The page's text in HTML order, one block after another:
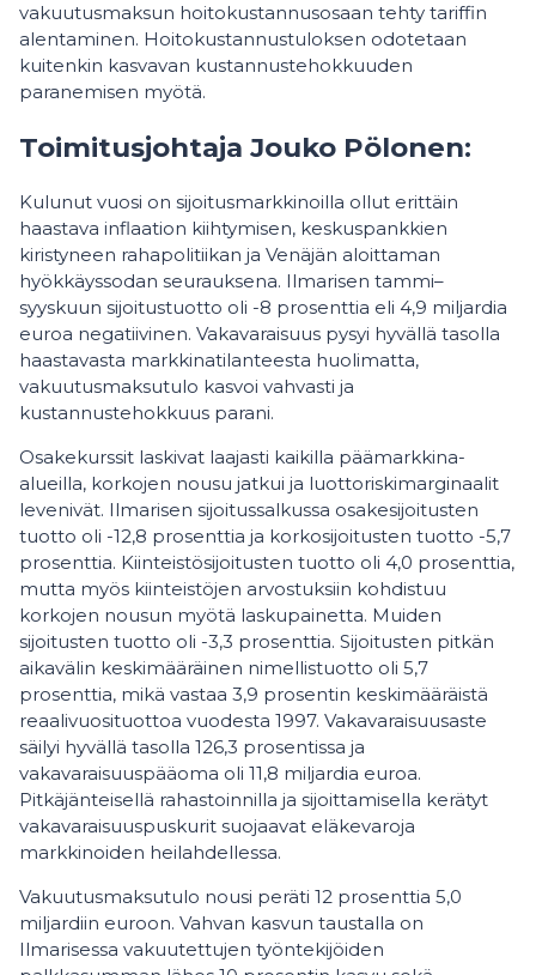
vakuutusmaksun hoitokustannusosaan tehty tariffin
alentaminen. Hoitokustannustuloksen odotetaan
kuitenkin kasvavan kustannustehokkuuden
paranemisen myötä.
Toimitusjohtaja Jouko Pölonen:
Kulunut vuosi on sijoitusmarkkinoilla ollut erittäin
haastava inflaation kiihtymisen, keskuspankkien
kiristyneen rahapolitiikan ja Venäjän aloittaman
hyökkäyssodan seurauksena. Ilmarisen tammi–
syyskuun sijoitustuotto oli -8 prosenttia eli 4,9 miljardia
euroa negatiivinen. Vakavaraisuus pysyi hyvällä tasolla
haastavasta markkinatilanteesta huolimatta,
vakuutusmaksutulo kasvoi vahvasti ja
kustannustehokkuus parani.
Osakekurssit laskivat laajasti kaikilla päämarkkina-
alueilla, korkojen nousu jatkui ja luottoriskimarginaalit
levenivät. Ilmarisen sijoitussalkussa osakesijoitusten
tuotto oli -12,8 prosenttia ja korkosijoitusten tuotto -5,7
prosenttia. Kiinteistösijoitusten tuotto oli 4,0 prosenttia,
mutta myös kiinteistöjen arvostuksiin kohdistuu
korkojen nousun myötä laskupainetta. Muiden
sijoitusten tuotto oli -3,3 prosenttia. Sijoitusten pitkän
aikavälin keskimääräinen nimellistuotto oli 5,7
prosenttia, mikä vastaa 3,9 prosentin keskimääräistä
reaalivuosituottoa vuodesta 1997. Vakavaraisuusaste
säilyi hyvällä tasolla 126,3 prosentissa ja
vakavaraisuuspääoma oli 11,8 miljardia euroa.
Pitkäjänteisellä rahastoinnilla ja sijoittamisella kerätyt
vakavaraisuuspuskurit suojaavat eläkevaroja
markkinoiden heilahdellessa.
Vakuutusmaksutulo nousi peräti 12 prosenttia 5,0
miljardiin euroon. Vahvan kasvun taustalla on
Ilmarisessa vakuutettujen työntekijöiden